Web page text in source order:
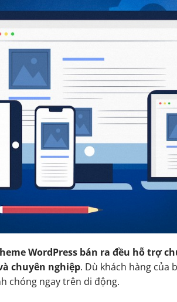
WordPress bán ra đều hỗ trợ
chuyên nghiệp. Dù khách hàng của
chóng ngay trên di động.